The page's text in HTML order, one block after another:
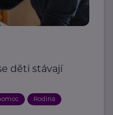
děti stávají
Rodina